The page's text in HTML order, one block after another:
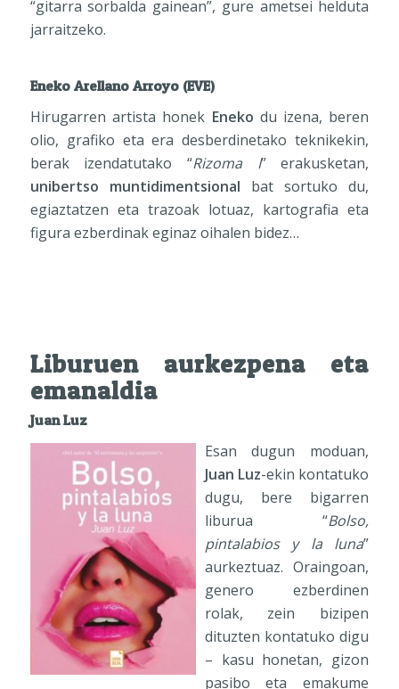
“gitarra sorbalda gainean”, gure ametsei helduta
jarraitzeko.
Eneko Arellano Arroyo (EVE)
Hirugarren artista honek Eneko du izena, beren
olio, grafiko eta era desberdinetako teknikekin,
berak izendatutako “Rizoma I” erakusketan,
unibertso muntidimentsional bat sortuko du,
egiaztatzen eta trazoak lotuaz, kartografia eta
figura ezberdinak eginaz oihalen bidez…
Liburuen aurkezpena eta
emanaldia
Juan Luz
Esan dugun moduan,
Juan Luz-ekin kontatuko
dugu, bere bigarren
liburua “Bolso,
pintalabios y la luna”
aurkeztuaz. Oraingoan,
genero ezberdinen
rolak, zein bizipen
dituzten kontatuko digu
– kasu honetan, gizon
pasibo eta emakume